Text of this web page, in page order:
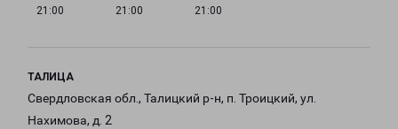
21:00
21:00
21:00
ТАЛИЦА
Свердловская обл., Талицкий р-н, п. Троицкий, ул.
Нахимова, д. 2